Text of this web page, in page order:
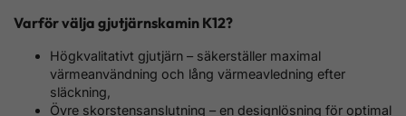
Varför välja gjutjärnskamin K12?
Högkvalitativt gjutjärn – säkerställer maximal
värmeanvändning och lång värmeavledning efter
släckning,
Övre skorstensanslutning – en designlösning för optimal